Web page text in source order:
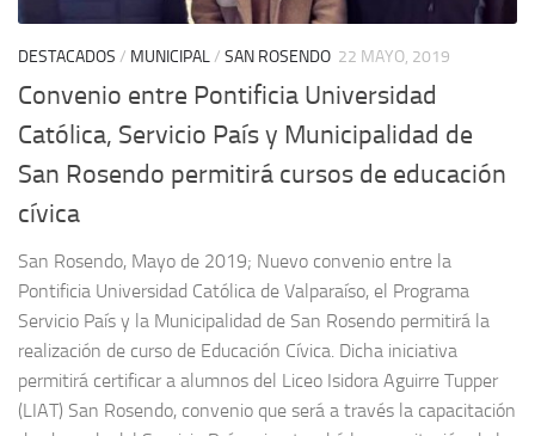
DESTACADOS / MUNICIPAL/ SAN ROSENDO 22 MAYO, 2019
Convenio entre Pontificia Universidad
Católica, Servicio País y Municipalidad de
San Rosendo permitirá cursos de educación
cívica
San Rosendo, Mayo de 2019; Nuevo convenio entre la
Pontificia Universidad Católica de Valparaíso, el Programa
Servicio País y la Municipalidad de San Rosendo permitirá la
realización de curso de Educación Cívica. Dicha iniciativa
permitirá certificar a alumnos del Liceo Isidora Aguirre Tupper
(LIAT) San Rosendo, convenio que será a través la capacitación